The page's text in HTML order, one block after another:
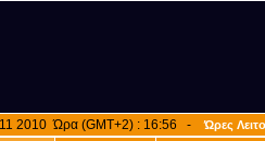
11 2010 Ώρα (GMT+2) : 16:56 -Ώρες